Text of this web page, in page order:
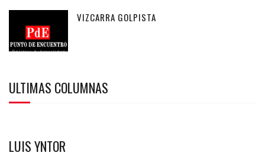
VIZCARRA GOLPISTA
ULTIMAS COLUMNAS
LUIS YNTOR